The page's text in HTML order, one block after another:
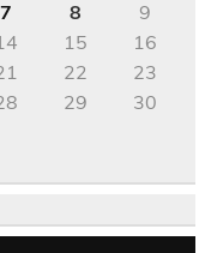
7 8
9
15
16
22
23
29
30